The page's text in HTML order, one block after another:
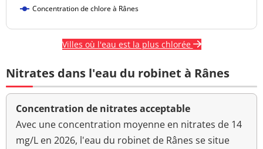
Concentration de chlore à Rânes
Villes où l'eau est la plus chlorée
Nitrates dans l'eau du robinet à Rânes
Concentration de nitrates acceptable
Avec une concentration moyenne en nitrates de 14
mg/L en 2026, l'eau du robinet de Rânes se situe